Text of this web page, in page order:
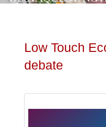
Low Touch
debate